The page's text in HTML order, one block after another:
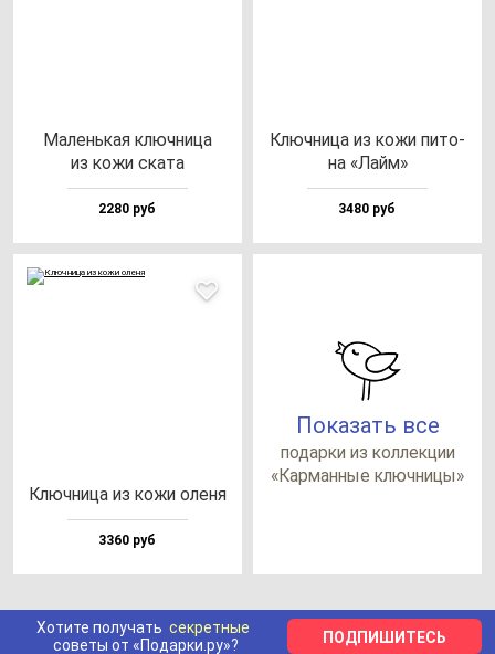
Малень­кая ключ­ни­ца
из ко­жи ска­та
2280 руб
Ключ­ни­ца из ко­жи пи­то­
на «Лайм»
3480 руб
Ключ­ни­ца из ко­жи оле­ня
3360 руб
Показать все
по­дар­ки из кол­лек­ции
«Кар­ман­ные ключ­ни­цы»
Хотите получать секретные
советы от «Подарки.ру»?
ПОДПИШИТЕСЬ